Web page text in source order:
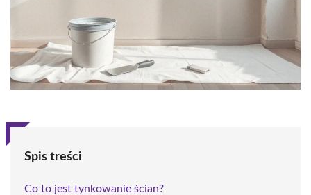
Spis treści
Co to jest tynkowanie ścian?